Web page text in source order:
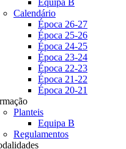
Equipa B
Calendário
Época 26-27
Época 25-26
Época 24-25
Época 23-24
Época 22-23
Época 21-22
Época 20-21
Planteis
Equipa B
Regulamentos